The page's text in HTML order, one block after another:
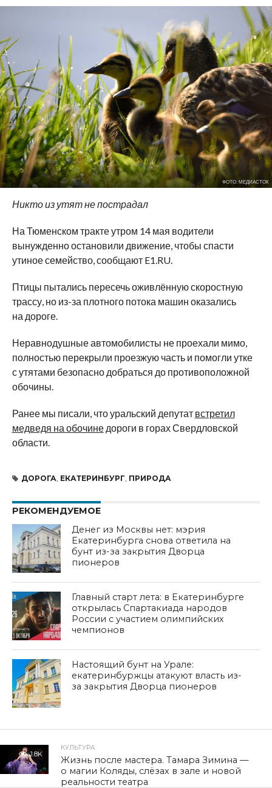
ФОТО: МЕДИАСТОК
Никто из утят не пострадал
На Тюменском тракте утром 14 мая водители
вынужденно остановили движение, чтобы спасти
утиное семейство, сообщают E1.RU.
Птицы пытались пересечь оживлённую скоростную
трассу, но из-за плотного потока машин оказались
на дороге.
Неравнодушные автомобилисты не проехали мимо,
полностью перекрыли проезжую часть и помогли утке
с утятами безопасно добраться до противоположной
обочины.
Ранее мы писали, что уральский депутат встретил
медведя на обочинедороги в горах Свердловской
области.
ДОРОГА ЕКАТЕРИНБУРГ ПРИРОДА
РЕКОМЕНДУЕМОЕ
Денег из Москвы нет: мэрия
Екатеринбурга снова ответила на
бунт из-за закрытия Дворца
пионеров
Главный старт лета: в Екатеринбурге
открылась Спартакиада народов
России с участием олимпийских
чемпионов
Настоящий бунт на Урале:
екатеринбуржцы атакуют власть из-
за закрытия Дворца пионеров
1.8K
КУЛЬТУРА
Жизнь после мастера. Тамара Зимина —
о магии Коляды, слёзах в зале и новой
реальности театра